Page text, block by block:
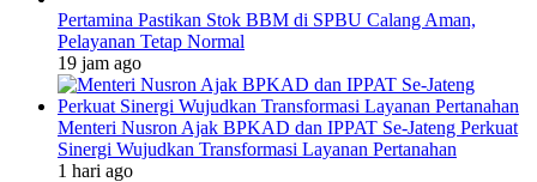
Pertamina Pastikan Stok BBM di SPBU Calang Aman,
Pelayanan Tetap Normal
19 jam ago
Menteri Nusron Ajak BPKAD dan IPPAT Se-Jateng Perkuat
Sinergi Wujudkan Transformasi Layanan Pertanahan
1 hari ago